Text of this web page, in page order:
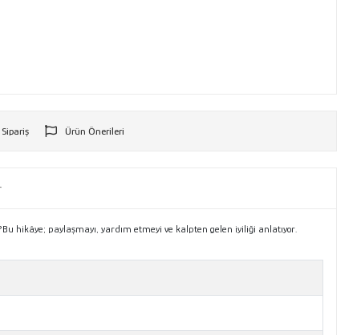
Ürün Önerileri
hikâye; paylaşmayı, yardım etmeyi ve kalpten gelen iyiliği anlatıyor.